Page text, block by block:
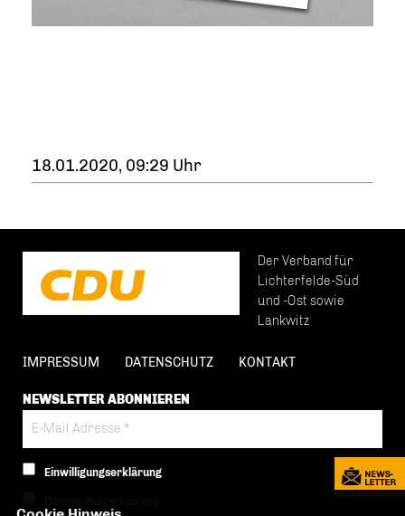
18.01.2020, 09:29 Uhr
Der Verband für
Lichterfelde-Süd
und -Ost sowie
Lankwitz
IMPRESSUM DATENSCHUTZ KONTAKT
NEWSLETTER ABONNIEREN
Einwilligungserklärung